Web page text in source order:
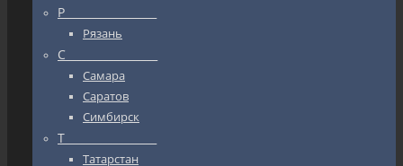
Р_________________
Рязань
С_________________
Самара
Саратов
Симбирск
Т_________________
Татарстан